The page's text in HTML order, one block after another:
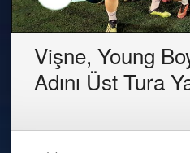
Vişne, Young
Adını Üst Tura